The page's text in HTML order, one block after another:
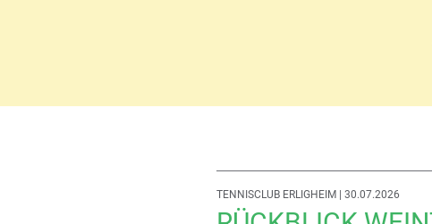
TENNISCLUB ERLIGHEIM| 30.07.2026